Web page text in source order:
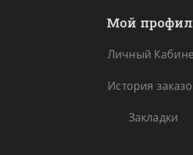
Мой
Личный
История
Закладки